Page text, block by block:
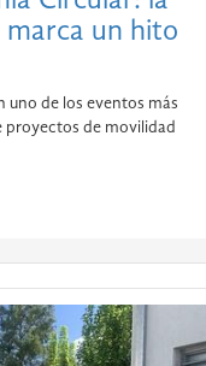
marca un hito
uno de los eventos más
de movilidad